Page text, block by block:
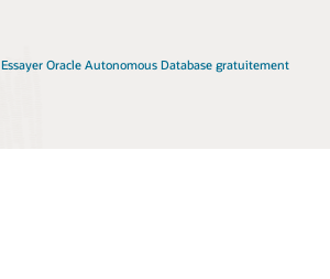
Essayer Oracle Autonomous Database gratuitement